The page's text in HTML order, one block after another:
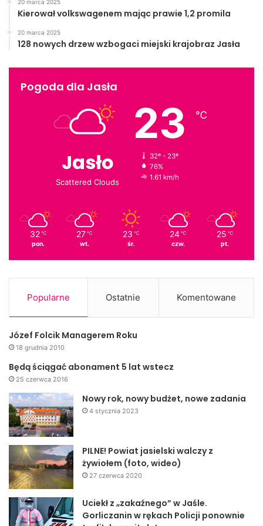
Pokazy artystyczne podczas „I Spotkania z kulturą
Europy” w JDK
Jaslonet.pl: Ostatnią kartą wzajemnych stosunków
polsko-ukraińskich jest kwestia wspólnej polityki z Rosją
oraz zabieganie obu stron aby Ukraina dołączyła do
struktur europejskich i NATO.
BH:Polska przez lata jest orędownikiem Ukrainy na arenie
międzynarodowej i Ukraina to docenia. Na pewno Polska
ma tutaj swoje partykularne interesy, bo jak kiedyś
powiedział w Kijowie mój były student, młody politolog
Artur Drzewicki, że w interesie Polski leży to aby odsunąć
jak najdalej na wschód strefy demokracji, pokoju i
20 marca 2025
Kierował volkswagenem mając prawie 1,2 promila
20 marca 2025
128 nowych drzew wzbogaci miejski krajobraz Jasła
Pogoda dla Jasła
Jasło
Scattered Clouds
23 ℃
32º - 23º
76%
1.61 km/h
32 ℃
pon.
27 ℃
wt.
23 ℃
śr.
24 ℃
czw.
25 ℃
pt.
Popularne Ostatnie Komentowane
Józef Folcik Managerem Roku
18 grudnia 2010
Będą ściągać abonament 5 lat wstecz
25 czerwca 2016
Nowy rok, nowy budżet, nowe zadania
4 stycznia 2023
PILNE! Powiat jasielski walczy z
żywiołem (foto, wideo)
27 czerwca 2020
Uciekł z „zakaźnego” w Jaśle.
Gorliczanin w rękach Policji ponownie